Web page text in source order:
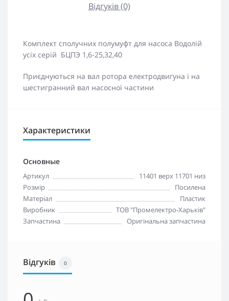
Відгуків (0)
Комплект сполучних полумуфт для насоса Водолій
усіх серій БЦПЭ 1,6-25,32,40
Приєднуються на вал ротора електродвигуна і на
шестигранний вал насосної частини
Характеристики
Основные
Артикул
11401 верх 11701 низ
Розмір
Посилена
Матеріал
Пластик
Виробник
ТОВ "Промелектро-Харьків"
Запчастина
Оригінальна запчастина
Відгуків 0